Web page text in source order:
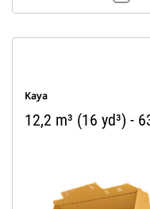
Kaya
12,2 m³ (16 yd³) -